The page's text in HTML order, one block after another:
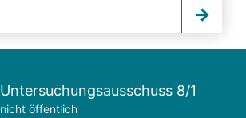
Untersuchungsausschuss 8/1
nicht öffentlich